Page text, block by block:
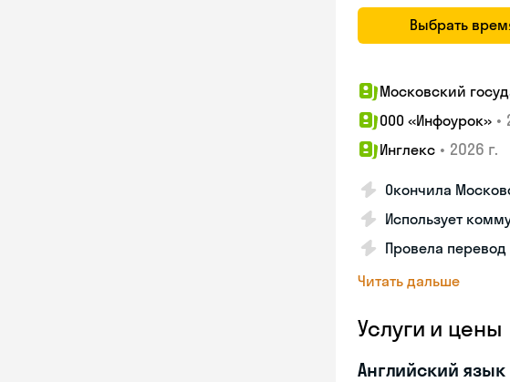
Выбрать
Московский
ООО «Инфоурок» •
Инглекс • 2026 г.
Окончила
Использует
Провела
Читать дальше
Услуги и цены
Английский язык